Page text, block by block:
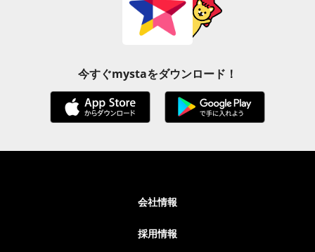
今すぐmystaをダウンロード！
会社情報
採用情報